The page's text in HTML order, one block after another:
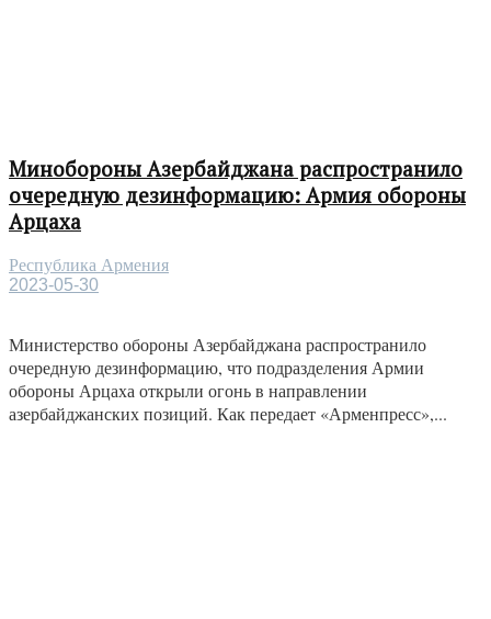
Минобороны Азербайджана распространило
очередную дезинформацию: Армия обороны
Арцаха
Республика Армения
2023-05-30
Министерство обороны Азербайджана распространило
очередную дезинформацию, что подразделения Армии
обороны Арцаха открыли огонь в направлении
азербайджанских позиций. Как передает «Арменпресс»,...